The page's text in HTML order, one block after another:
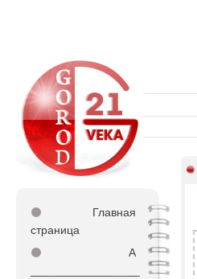
⚫
Главная
страница
⚫
А